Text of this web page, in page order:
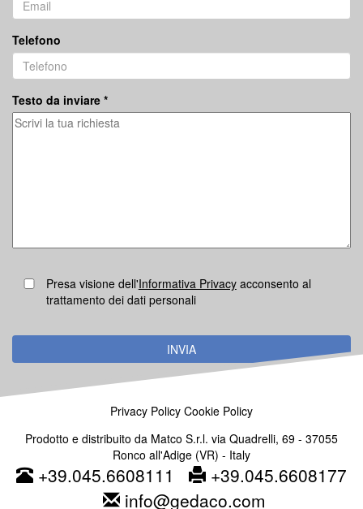
Telefono
Testo da inviare *
Presa visione dell'Informativa Privacyacconsento al
trattamento dei dati personali
Privacy Policy Cookie Policy
Prodotto e distribuito da Matco S.r.l. via Quadrelli, 69 - 37055
Ronco all'Adige (VR) - Italy
+39.045.6608111
+39.045.6608177
info@gedaco.com